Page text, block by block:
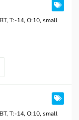
T:-14, O:10, small
T:-14, O:10, small